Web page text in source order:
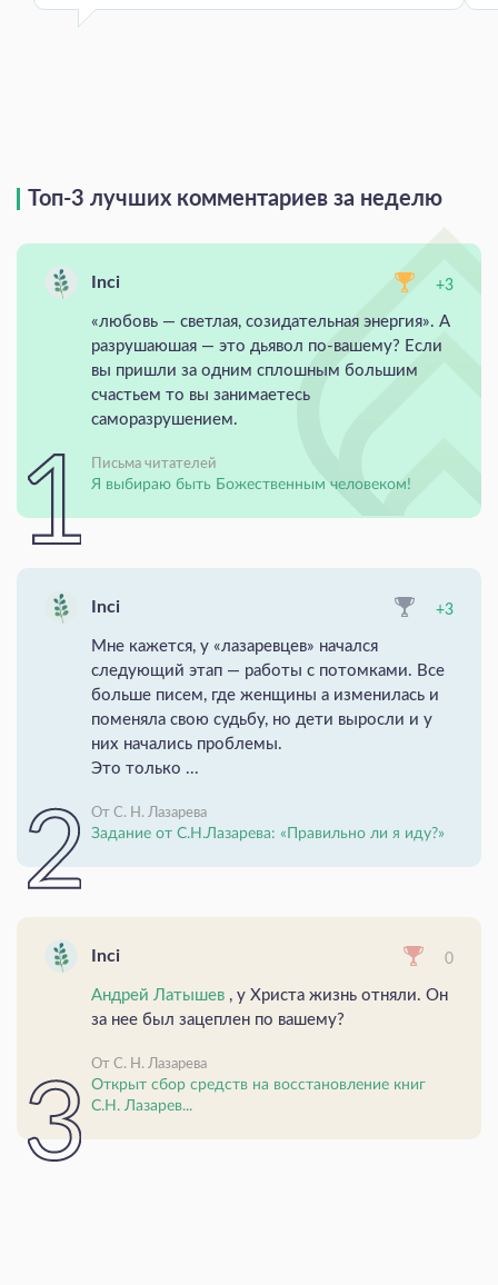
Топ-3 лучших комментариев за неделю
Inci +3
«любовь — светлая, созидательная энергия». А
разрушаюшая — это дьявол по-вашему? Если
вы пришли за одним сплошным большим
счастьем то вы занимаетесь
саморазрушением.
Письма читателей
Я выбираю быть Божественным человеком!
Inci +3
Мне кажется, у «лазаревцев» начался
следующий этап — работы с потомками. Все
больше писем, где женщины а изменилась и
поменяла свою судьбу, но дети выросли и у
них начались проблемы.
Это только ...
От С. Н. Лазарева
Задание от С.Н.Лазарева: «Правильно ли я иду?»
Inci 0
Андрей Латышев , у Христа жизнь отняли. Он
за нее был зацеплен по вашему?
От С. Н. Лазарева
Открыт сбор средств на восстановление книг
С.Н. Лазарев...